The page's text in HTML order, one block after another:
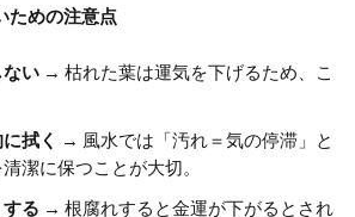
ための注意点
い→ 枯れた葉は運気を下げるため、こ
拭く → 風水では「汚れ＝気の停滞」と
潔に保つことが大切。
る → 根腐れすると金運が下がるとされ